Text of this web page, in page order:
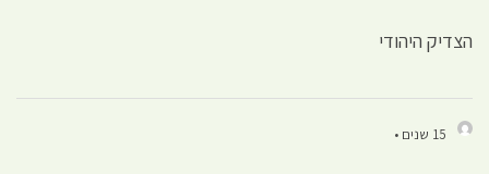
הצדיק היהודי
15 שנים •